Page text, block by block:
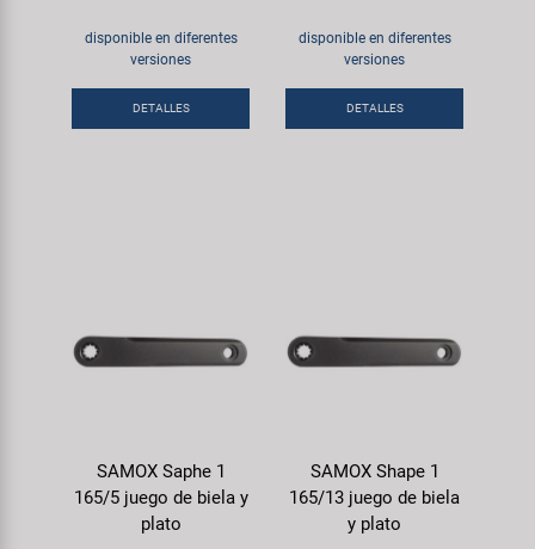
disponible en diferentes
versiones
DETALLES
disponible en diferentes
versiones
DETALLES
SAMOX Saphe 1
165/5 juego de biela y
plato
SAMOX Shape 1
165/13 juego de biela
y plato